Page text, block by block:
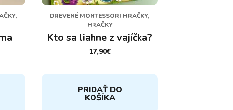
DREVENÉ MONTESSORI HRAČKY,
HRAČKY
Kto sa liahne z vajíčka?
17,90€
PRIDAŤ DO
KOŠÍKA